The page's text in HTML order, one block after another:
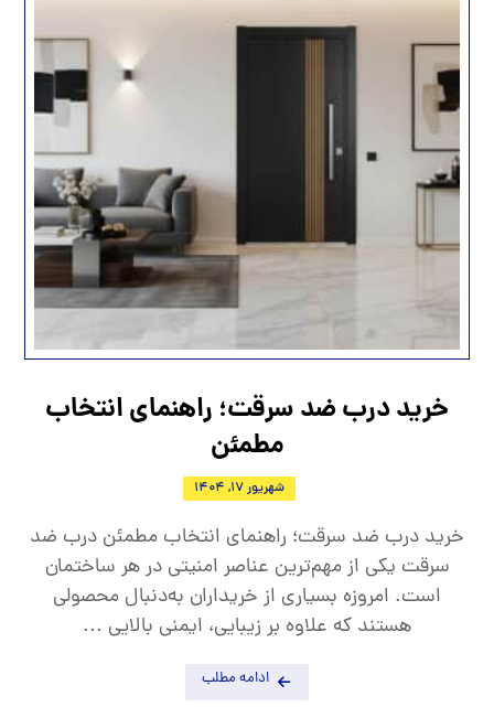
خرید درب ضد سرقت؛ راهنمای انتخاب
مطمئن
شهریور 17, 1404
خرید درب ضد سرقت؛ راهنمای انتخاب مطمئن درب ضد
سرقت یکی از مهم‌ترین عناصر امنیتی در هر ساختمان
است. امروزه بسیاری از خریداران به‌دنبال محصولی
هستند که علاوه بر زیبایی، ایمنی بالایی ...
ادامه مطلب